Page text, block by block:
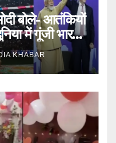
बोले- आतंकियों
में गूंजी भारत
KHABAR